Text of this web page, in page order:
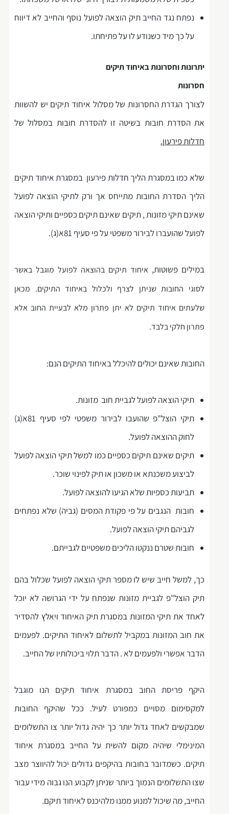
נפתח נגד החייב תיק הוצאה לפועל נוסף והחייב לא דיווח
על כך מיד כשנודע לו על פתיחתו.
יתרונות וחסרונות באיחוד תיקים
חסרונות
לצורך הגדרת החסרונות של מסלול איחוד תיקים יש להשוות
את הסדרת חובות בשיטה זו להסדרת חובות במסלול של
חדלות פירעון.
שלא כמו במסגרת הליך חדלות פירעון במסגרת איחוד תיקים
הליך הסדרת החובות מתייחס אך ורק לתיקי הוצאה לפועל
שאינם תיקי מזונות , תיקים שאינם תיקים כספיים ותיקי הוצאה
לפועל שהועברו לבירור משפטי על פי סעיף 81א(ג).
במילים פשוטות,איחוד תיקים בהוצאה לפועל מוגבל באשר
לסוגי החובות שניתן לצרף ולכלול באיחוד התיקים. מכאן
שלעתים איחוד תיקים לא יתן פתרון מלא לבעיית החוב אלא
פתרון חלקי בלבד.
החובות שאינם יכולים להיכלל באיחוד התיקים הנם:
תיקי הוצאה לפועל לגביית חוב מזונות.
תיקי הוצל"פ שהועבו לבירור משפטי לפי סעיף 81א(ג)
לחוק ההוצאה לפועל.
תיקים שאינם תיקים כספיים כמו למשל תיקי הוצאה לפועל
לביצוע משכנתא או משכון או תיק לפינוי שוכר.
תביעות כספיות שלא הגיעו להוצאה לפועל.
חובות הנגבים על פי פקודת המסים (גביה) שלא נפתחים
לגביהם תיקי הוצאה לפועל.
חובות שטרם ננקטו הליכים משפטיים לגבייתם.
כך, למשל חייב שיש לו מספר תיקי הוצאה לפועל שכלול בהם
תיק הוצל"פ לגביית מזונות שנפתח על ידי הגרושה לא יוכל
לאחד את תיקי המזונות במסגרת תיק האיחוד ויאלץ להסדיר
את חוב המזונות במקביל לתשלום לאיחוד התיקים. לפעמים
הדבר אפשרי ולפעמים לא . הדבר תלוי ביכולותיו של החייב.
היקף פריסת החוב במסגרת איחוד תיקים הנו מוגבל
למקסימום מסויים כמפורט לעיל. ככל שהיקף החובות
שמבקשים לאחד גדול יותר כך יהיה גדול יותר צו התשלומים
המינימלי שיהיה מקום להשית על החייב במסגרת איחוד
תיקים. כשמדובר בחובות בהיקפים גדולים יכול להיווצר מצב
שצו התשלומים הנמוך ביותר שניתן לקבוע הנו גבוה מידי עבור
החייב, מה שיכול למנוע ממנו מלהיכנס לאיחוד תיקם.